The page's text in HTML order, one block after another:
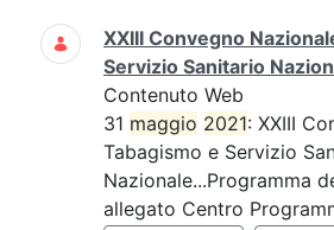
XXIII Convegno
Servizio Sanitario
Contenuto Web
31 maggio 2021: XXIII
Tabagismo e Servizio
Nazionale...Programma
allegato Centro